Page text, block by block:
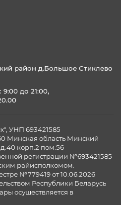
район д.Большое Стиклево
до 21:00,
УНП 693421585
Минская область Минский
корп.2 пом.56
регистрации №693421585
райисполкомом.
№779419 от 10.06.2026
Республики Беларусь
осуществляется в